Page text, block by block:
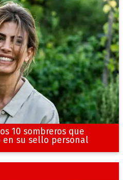
10 sombreros que
en su sello personal